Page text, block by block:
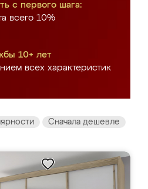
с первого шага:
всего 10%
10+ лет
всех характеристик
Сначала дешевле